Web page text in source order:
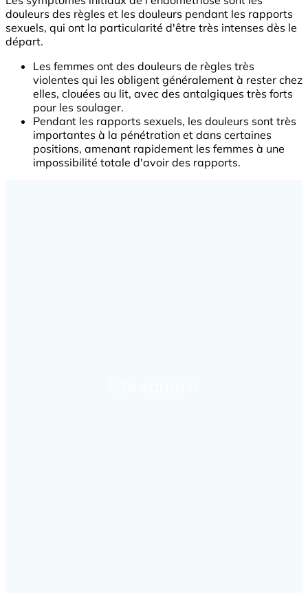
douleurs des règles et les douleurs pendant les rapports
sexuels, qui ont la particularité d'être très intenses dès le
départ.
Les femmes ont des douleurs de règles très
violentes qui les obligent généralement à rester chez
elles, clouées au lit, avec des antalgiques très forts
pour les soulager.
Pendant les rapports sexuels, les douleurs sont très
importantes à la pénétration et dans certaines
positions, amenant rapidement les femmes à une
impossibilité totale d'avoir des rapports.